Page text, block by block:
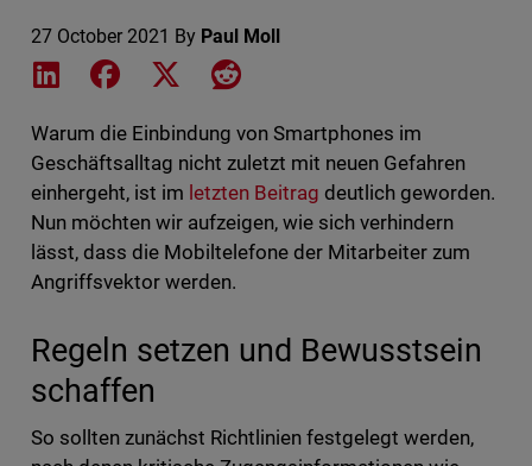
27 October 2021 By Paul Moll
Share on LinkedIn
Share on Facebook
Share on XShare on Reddit
Warum die Einbindung von Smartphones im
Geschäftsalltag nicht zuletzt mit neuen Gefahren
einhergeht, ist im letzten Beitrag deutlich geworden.
Nun möchten wir aufzeigen, wie sich verhindern
lässt, dass die Mobiltelefone der Mitarbeiter zum
Angriffsvektor werden.
Regeln setzen und Bewusstsein
schaffen
So sollten zunächst Richtlinien festgelegt werden,